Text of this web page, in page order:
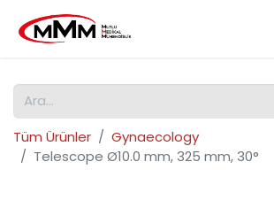
Tüm Ürünler
Gynaecology
Telescope Ø10.0 mm, 325 mm, 30°